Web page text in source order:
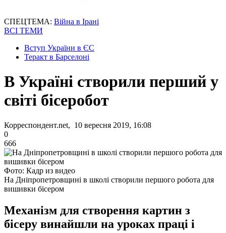
СПЕЦТЕМА: Війна в Ірані
ВСІ ТЕМИ
Вступ України в ЄС
Теракт в Барселоні
В Україні створили перший у
світі бісеробот
Корреспондент.net, 10 вересня 2019, 16:08
0
666
Фото: Кадр из видео
На Дніпропетровщині в школі створили першого робота для
вишивки бісером
Механізм для створення картин з
бісеру винайшли на уроках праці і